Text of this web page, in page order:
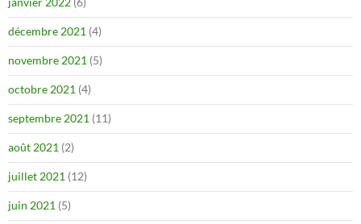
décembre 2021 (4)
novembre 2021 (5)
octobre 2021 (4)
septembre 2021 (11)
août 2021 (2)
juillet 2021 (12)
juin 2021 (5)